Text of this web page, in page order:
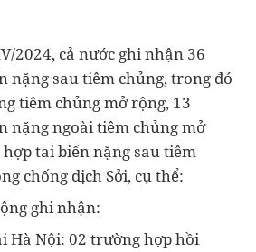
2024, cả nước ghi nhận 36
nặng sau tiêm chủng, trong đó
tiêm chủng mở rộng, 13
nặng ngoài tiêm chủng mở
tai biến nặng sau tiêm
chống dịch Sởi, cụ thể:
ghi nhận:
Hà Nội: 02 trường hợp hồi